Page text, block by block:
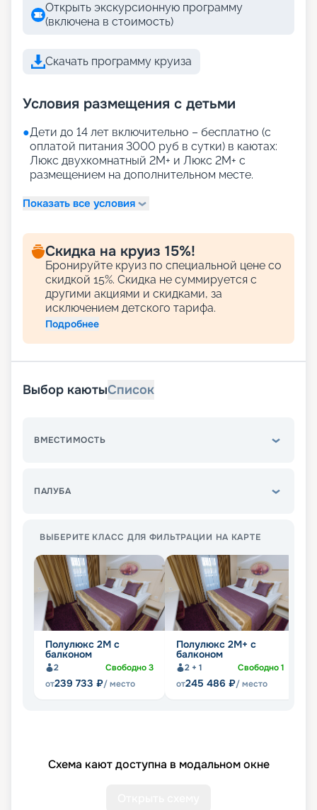
Открыть экскурсионную программу
(включена в стоимость)
Скачать программу круиза
Условия размещения с детьми
●Дети до 14 лет включительно – бесплатно (с
оплатой питания 3000 руб в сутки) в каютах:
Люкс двухкомнатный 2М+ и Люкс 2М+ с
размещением на дополнительном месте.
Показать все условия
Скидка на круиз 15%!
Бронируйте круиз по специальной цене со
скидкой 15%. Скидка не суммируется с
другими акциями и скидками, за
исключением детского тарифа.
Подробнее
Выбор каютыСписок
ВМЕСТИМОСТЬ
ПАЛУБА
ВЫБЕРИТЕ КЛАСС ДЛЯ ФИЛЬТРАЦИИ НА КАРТЕ
Полулюкс 2М с
балконом
2 Свободно3
от239 733 ₽/ место
Полулюкс 2М+ с
балконом
2 + 1 Свободно1
от245 486 ₽/ место
Схема кают доступна в модальном окне